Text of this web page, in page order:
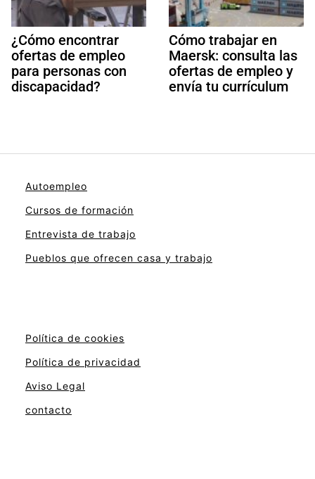
¿Cómo encontrar
ofertas de empleo
para personas con
discapacidad?
Cómo trabajar en
Maersk: consulta las
ofertas de empleo y
envía tu currículum
Autoempleo
Cursos de formación
Entrevista de trabajo
Pueblos que ofrecen casa y trabajo
Política de cookies
Política de privacidad
Aviso Legal
contacto